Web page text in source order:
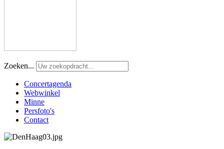
Zoeken...
Concertagenda
Webwinkel
Minne
Persfoto's
Contact